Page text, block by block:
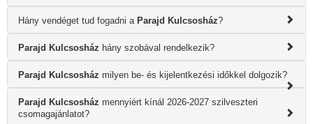
Hány vendéget tud fogadni a Parajd Kulcsosház?
Parajd Kulcsosház hány szobával rendelkezik?
Parajd Kulcsosház milyen be- és kijelentkezési időkkel dolgozik?
Parajd Kulcsosház mennyiért kínál 2026-2027 szilveszteri
csomagajánlatot?